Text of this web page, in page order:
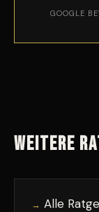
GOOGLE
Weitere
→ Alle